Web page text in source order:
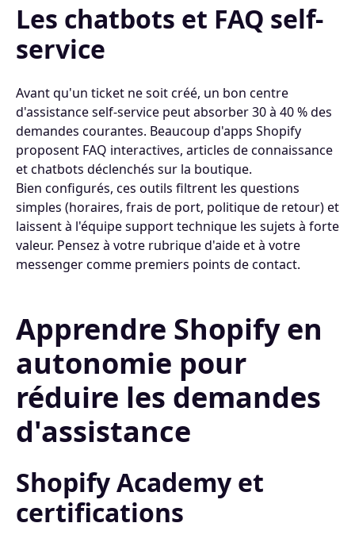
Les chatbots et FAQ self-
service
Avant qu'un ticket ne soit créé, un bon centre
d'assistance self-service peut absorber 30 à 40 % des
demandes courantes. Beaucoup d'apps Shopify
proposent FAQ interactives, articles de connaissance
et chatbots déclenchés sur la boutique.
Bien configurés, ces outils filtrent les questions
simples (horaires, frais de port, politique de retour) et
laissent à l'équipe support technique les sujets à forte
valeur. Pensez à votre rubrique d'aide et à votre
messenger comme premiers points de contact.
Apprendre Shopify en
autonomie pour
réduire les demandes
d'assistance
Shopify Academy et
certifications